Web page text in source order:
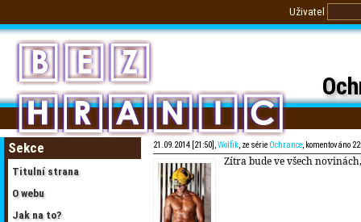
Uživatel
Sekce
Titulní strana
O webu
Jak na to?
21.09.2014 [21:50],Wolfik, ze série Ochrance, komentováno
Zítra bude ve všech